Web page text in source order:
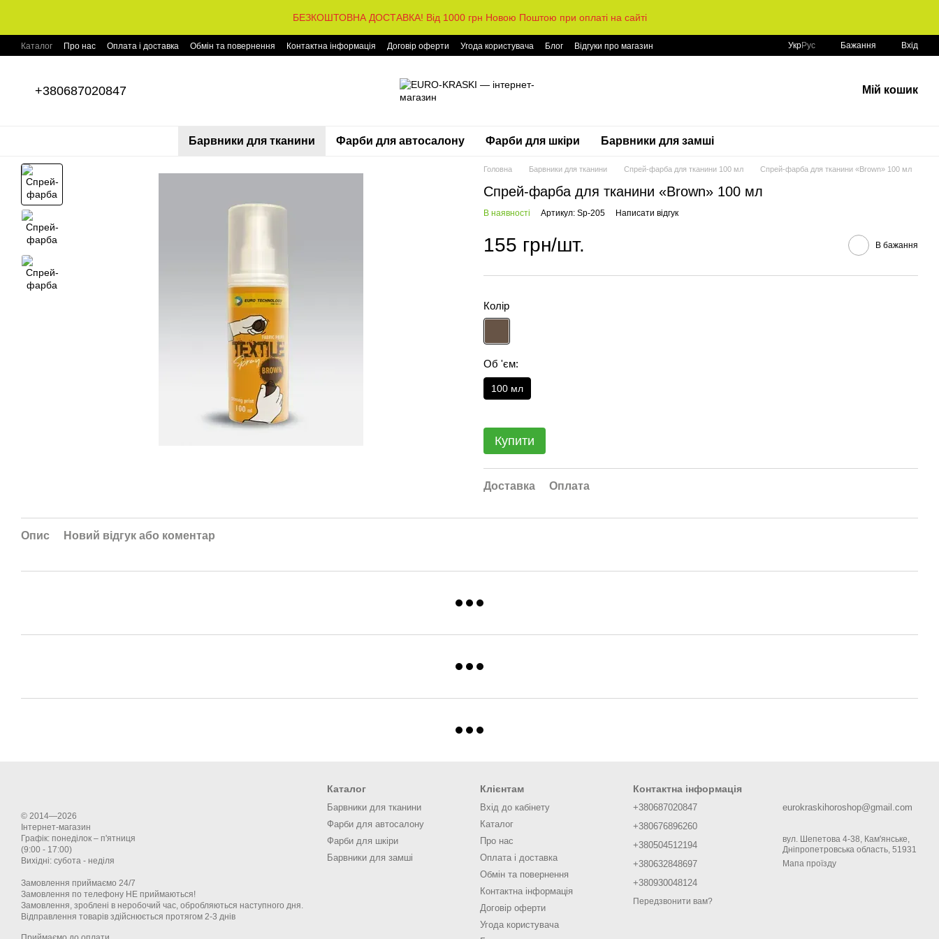
БЕЗКОШТОВНА ДОСТАВКА! Від 1000 грн Новою Поштою при оплаті на сайті
Каталог Про нас Оплата і доставка Обмін та повернення Контактна інформація Договір оферти Угода користувача Блог Відгуки про магазин УкрРус Бажання Вхід
+380687020847 Мій кошик
Барвники для тканини Фарби для автосалону Фарби для шкіри Барвники для замші
Головна Барвники для тканини Спрей-фарба для тканини 100 мл Спрей-фарба для тканини «Brown» 100 мл
Спрей-фарба для тканини «Brown» 100 мл
В наявності Артикул: Sp-205 Написати відгук
155 грн/шт. В бажання
Колір
Об 'єм:
100 мл
Купити
Доставка Оплата
Опис Новий відгук або коментар
© 2014—2026
Інтернет-магазин
Графік: понеділок – п'ятниця
(9:00 - 17:00)
Вихідні: субота - неділя
Замовлення приймаємо 24/7
Замовлення по телефону НЕ приймаються!
Замовлення, зроблені в неробочий час, обробляються наступного дня.
Відправлення товарів здійснюється протягом 2-3 днів
Каталог
Барвники для тканини
Фарби для автосалону
Фарби для шкіри
Барвники для замші
Клієнтам
Вхід до кабінету
Каталог
Про нас
Оплата і доставка
Обмін та повернення
Контактна інформація
Договір оферти
Угода користувача
Контактна інформація
+380687020847
+380676896260
+380504512194
+380632848697
+380930048124
Передзвонити вам?
eurokraskihoroshop@gmail.com
вул. Шепетова 4-38, Кам'янське,
Дніпропетровська область, 51931
Мапа проїзду